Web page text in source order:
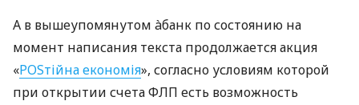
А в вышеупомянутом àбанк по состоянию на
момент написания текста продолжается акция
«POSтійна економія», согласно условиям которой
при открытии счета ФЛП есть возможность